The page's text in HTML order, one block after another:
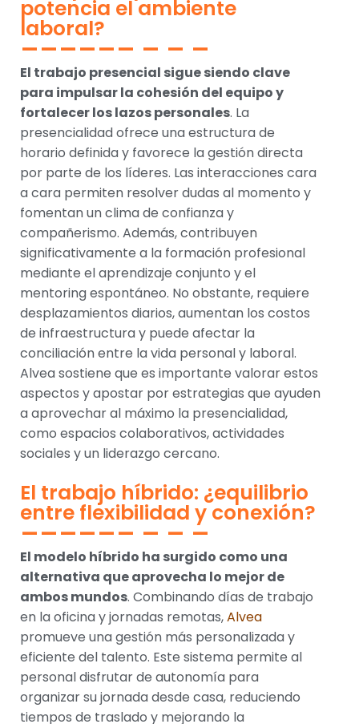
potencia el ambiente
laboral?
El trabajo presencial sigue siendo clave
para impulsar la cohesión del equipo y
fortalecer los lazos personales. La
presencialidad ofrece una estructura de
horario definida y favorece la gestión directa
por parte de los líderes. Las interacciones cara
a cara permiten resolver dudas al momento y
fomentan un clima de confianza y
compañerismo. Además, contribuyen
significativamente a la formación profesional
mediante el aprendizaje conjunto y el
mentoring espontáneo. No obstante, requiere
desplazamientos diarios, aumentan los costos
de infraestructura y puede afectar la
conciliación entre la vida personal y laboral.
Alvea sostiene que es importante valorar estos
aspectos y apostar por estrategias que ayuden
a aprovechar al máximo la presencialidad,
como espacios colaborativos, actividades
sociales y un liderazgo cercano.
El trabajo híbrido: ¿equilibrio
entre flexibilidad y conexión?
El modelo híbrido ha surgido como una
alternativa que aprovecha lo mejor de
ambos mundos. Combinando días de trabajo
en la oficina y jornadas remotas,Alvea
promueve una gestión más personalizada y
eficiente del talento. Este sistema permite al
personal disfrutar de autonomía para
organizar su jornada desde casa, reduciendo
tiempos de traslado y mejorando la